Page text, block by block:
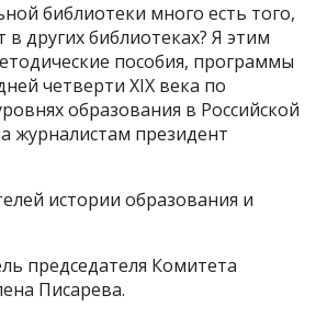
библиотеки много есть того,
в других библиотеках? Я этим
пособия, программы
четверти XIX века по
образования в Российской
журналистам президент
истории образования и
председателя Комитета
Писарева.